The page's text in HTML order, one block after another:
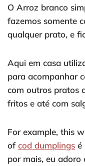
O Arroz branco
fazemos somente
qualquer prato, e
Aqui em casa
para acompanhar
com outros pratos
fritos e até com
For example, this
ofcod dumplings é
por mais, eu adoro